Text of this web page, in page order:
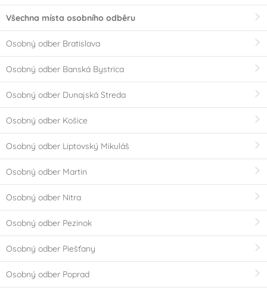
Všechna místa osobního odběru
Osobný odber Bratislava
Osobný odber Banská Bystrica
Osobný odber Dunajská Streda
Osobný odber Košice
Osobný odber Liptovský Mikuláš
Osobný odber Martin
Osobný odber Nitra
Osobný odber Pezinok
Osobný odber Piešťany
Osobný odber Poprad